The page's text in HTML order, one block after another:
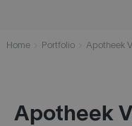
Home Portfolio Apotheek
Apotheek